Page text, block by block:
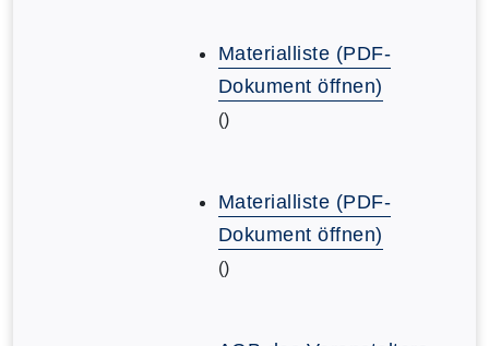
Materialliste (PDF-
Dokument öffnen)
()
Materialliste (PDF-
Dokument öffnen)
()